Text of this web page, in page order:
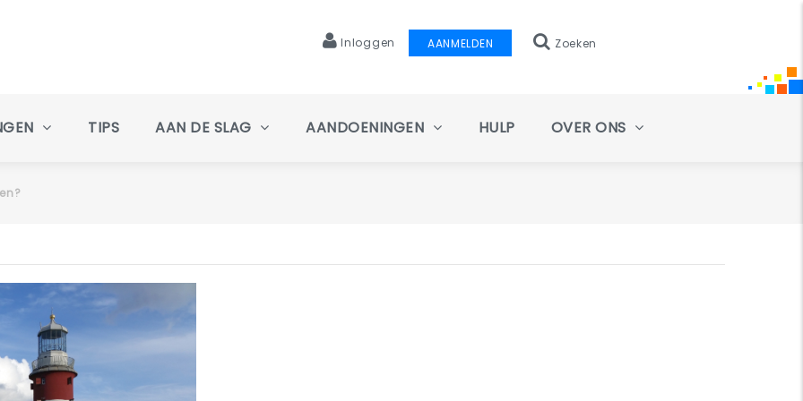
Inloggen AANMELDEN Zoeken
TIPS AAN DE SLAG AANDOENINGEN HULP OVER ONS